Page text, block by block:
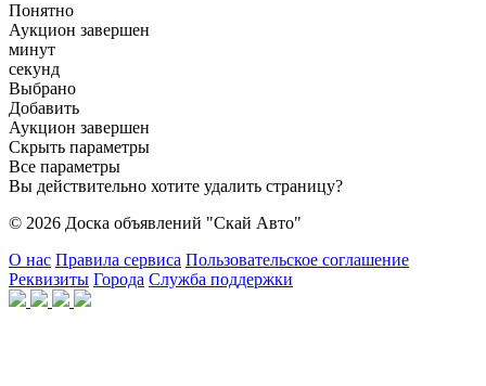
Понятно
Аукцион завершен
минут
секунд
Выбрано
Добавить
Аукцион завершен
Скрыть параметры
Все параметры
Вы действительно хотите удалить страницу?
© 2026 Доска объявлений "Скай Авто"
О нас Правила сервиса Пользовательское соглашение
Реквизиты Города Служба поддержки